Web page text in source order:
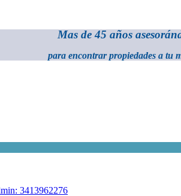
Mas de 45 años
para encontrar propiedades a tu
3413962276